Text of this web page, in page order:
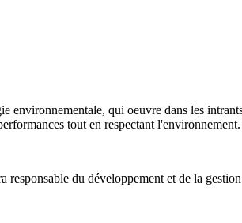
environnementale, qui oeuvre dans les
tout en respectant l'environnement.
responsable du développement et de la